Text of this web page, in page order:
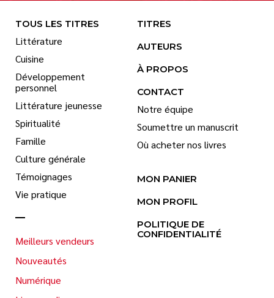
TOUS LES TITRES
Littérature
Cuisine
Développement
personnel
Littérature jeunesse
Spiritualité
Famille
Culture générale
Témoignages
Vie pratique
Meilleurs vendeurs
Nouveautés
Numérique
TITRES
AUTEURS
À PROPOS
CONTACT
Notre équipe
Soumettre un manuscrit
Où acheter nos livres
MON PANIER
MON PROFIL
POLITIQUE DE
CONFIDENTIALITÉ